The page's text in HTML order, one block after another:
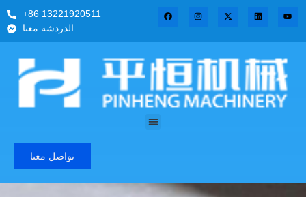
+86 13221920511
الدردشة معنا
تواصل معنا